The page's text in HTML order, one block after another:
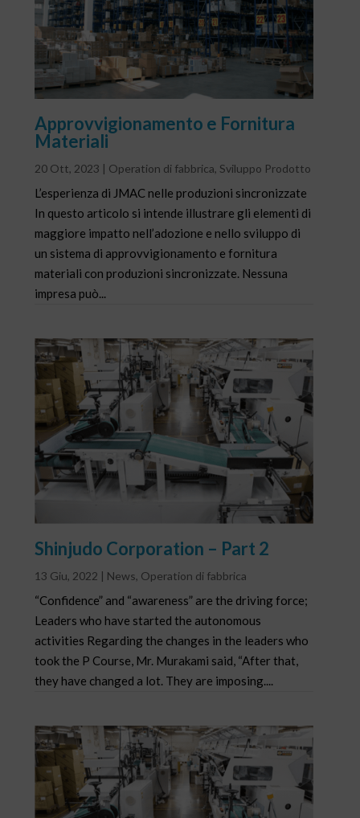
Approvvigionamento e Fornitura
Materiali
20 Ott, 2023 | Operation di fabbrica, Sviluppo Prodotto
L’esperienza di JMAC nelle produzioni sincronizzate
In questo articolo si intende illustrare gli elementi di
maggiore impatto nell’adozione e nello sviluppo di
un sistema di approvvigionamento e fornitura
materiali con produzioni sincronizzate. Nessuna
impresa può...
Shinjudo Corporation – Part 2
13 Giu, 2022 | News, Operation di fabbrica
“Confidence” and “awareness” are the driving force;
Leaders who have started the autonomous
activities Regarding the changes in the leaders who
took the P Course, Mr. Murakami said, “After that,
they have changed a lot. They are imposing....